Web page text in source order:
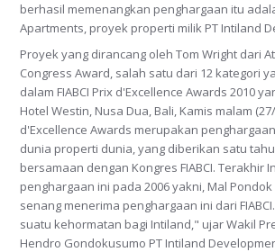
berhasil memenangkan penghargaan itu
Apartments, proyek properti milik PT Intiland
Proyek yang dirancang oleh Tom Wright dari
Congress Award, salah satu dari 12 kategori
dalam FIABCI Prix d'Excellence Awards 2010
Hotel Westin, Nusa Dua, Bali, Kamis malam (27/
d'Excellence Awards merupakan
dunia properti dunia, yang diberikan satu
bersamaan dengan Kongres FIABCI. Terakhir
penghargaan ini pada 2006 yakni, Mal Pondok
senang menerima penghargaan ini dari
suatu kehormatan bagi Intiland," ujar Wakil
Hendro Gondokusumo PT Intiland